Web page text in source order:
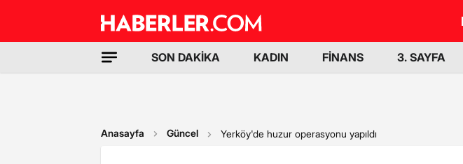
SON DAKİKA KADIN FİNANS 3. SAYFA
Anasayfa Güncel Yerköy'de huzur operasyonu yapıldı